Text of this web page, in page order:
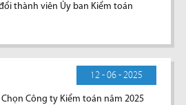
thành viên Ủy ban Kiểm toán
12 - 06 - 2025
Chọn Công ty Kiểm toán năm 2025